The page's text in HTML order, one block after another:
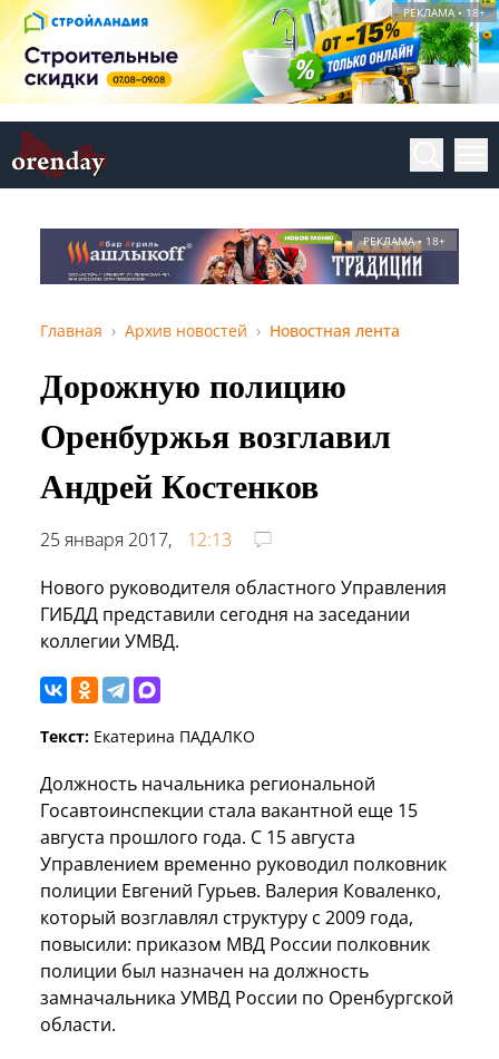
РЕКЛАМА • 18+
РЕКЛАМА • 18+
Главная Архив новостей Новостная лента
Дорожную полицию
Оренбуржья возглавил
Андрей Костенков
25 января 2017,
12:13
Нового руководителя областного Управления
ГИБДД представили сегодня на заседании
коллегии УМВД.
Текст: Екатерина ПАДАЛКО
Должность начальника региональной
Госавтоинспекции стала вакантной еще 15
августа прошлого года. С 15 августа
Управлением временно руководил полковник
полиции Евгений Гурьев. Валерия Коваленко,
который возглавлял структуру с 2009 года,
повысили: приказом МВД России полковник
полиции был назначен на должность
замначальника УМВД России по Оренбургской
области.